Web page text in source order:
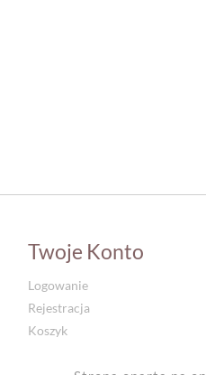
Twoje Konto
Logowanie
Rejestracja
Koszyk